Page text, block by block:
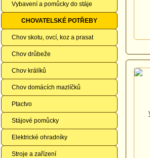
Vybavení a pomůcky do stáje
CHOVATELSKÉ POTŘEBY
Chov skotu, ovcí, koz a prasat
Chov drůbeže
Chov králíků
Chov domácích mazlíčků
Ptactvo
Stájové pomůcky
Elektrické ohradníky
Stroje a zařízení